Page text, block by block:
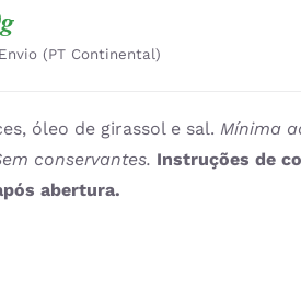
(PT Continental)
óleo de girassol e sal. Mínima
conservantes. Instruções de
abertura.